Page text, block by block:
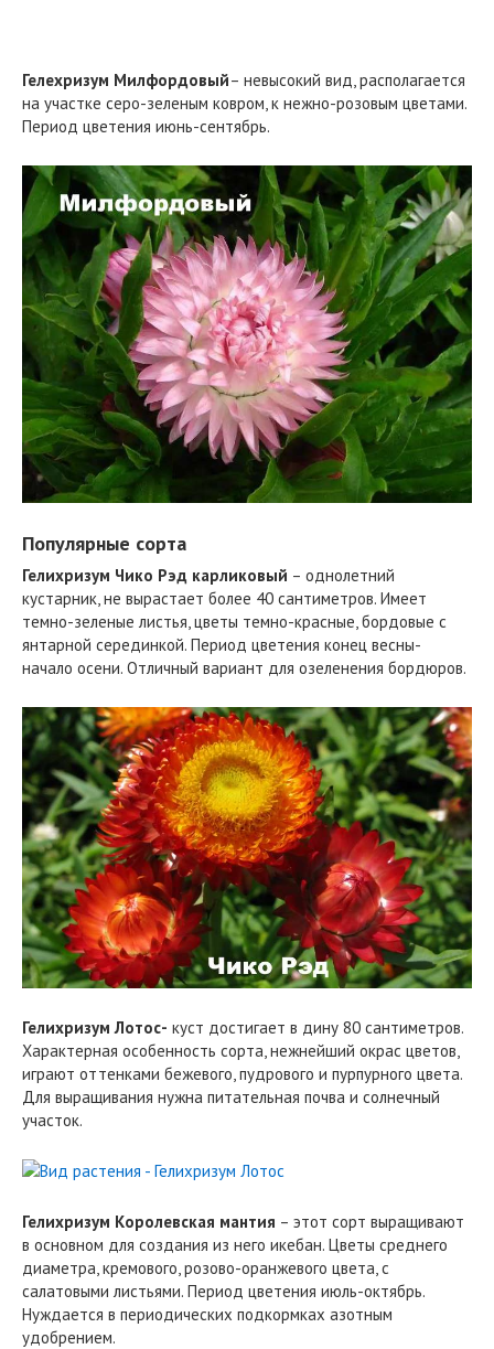
Гелехризум Милфордовый– невысокий вид, располагается
на участке серо-зеленым ковром, к нежно-розовым цветами.
Период цветения июнь-сентябрь.
Популярные сорта
Гелихризум Чико Рэд карликовый – однолетний
кустарник, не вырастает более 40 сантиметров. Имеет
темно-зеленые листья, цветы темно-красные, бордовые с
янтарной серединкой. Период цветения конец весны-
начало осени. Отличный вариант для озеленения бордюров.
Гелихризум Лотос- куст достигает в дину 80 сантиметров.
Характерная особенность сорта, нежнейший окрас цветов,
играют оттенками бежевого, пудрового и пурпурного цвета.
Для выращивания нужна питательная почва и солнечный
участок.
Гелихризум Королевская мантия – этот сорт выращивают
в основном для создания из него икебан. Цветы среднего
диаметра, кремового, розово-оранжевого цвета, с
салатовыми листьями. Период цветения июль-октябрь.
Нуждается в периодических подкормках азотным
удобрением.